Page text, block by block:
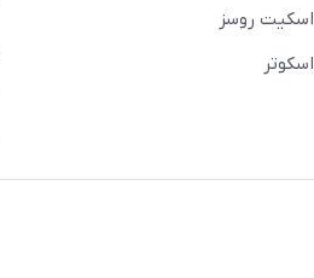
اسکیت روسز
اسکوتر